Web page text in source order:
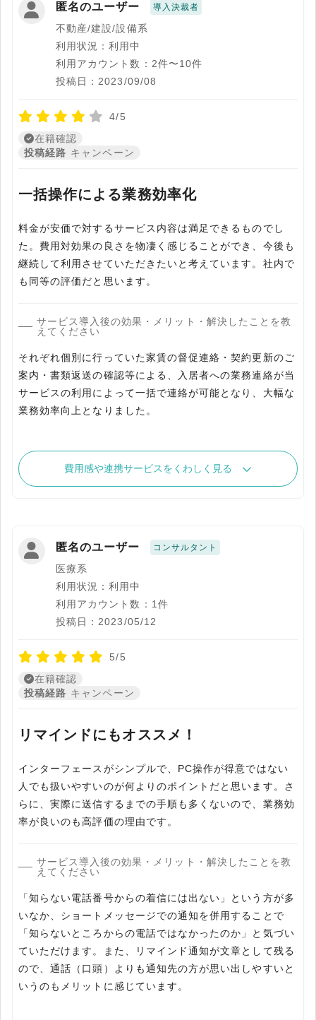
匿名のユーザー 導入決裁者
不動産/建設/設備系
利用状況：利用中
利用アカウント数：2件〜10件
投稿日：2023/09/08
4/5
在籍確認
投稿経路 キャンペーン
一括操作による業務効率化
料金が安価で対するサービス内容は満足できるものでし
た。費用対効果の良さを物凄く感じることができ、今後も
継続して利用させていただきたいと考えています。社内で
も同等の評価だと思います。
サービス導入後の効果・メリット・解決したことを教
えてください
それぞれ個別に行っていた家賃の督促連絡・契約更新のご
案内・書類返送の確認等による、入居者への業務連絡が当
サービスの利用によって一括で連絡が可能となり、大幅な
業務効率向上となりました。
費用感や連携サービスをくわしく見る
匿名のユーザー コンサルタント
医療系
利用状況：利用中
利用アカウント数：1件
投稿日：2023/05/12
5/5
在籍確認
投稿経路 キャンペーン
リマインドにもオススメ！
インターフェースがシンプルで、PC操作が得意ではない
人でも扱いやすいのが何よりのポイントだと思います。さ
らに、実際に送信するまでの手順も多くないので、業務効
率が良いのも高評価の理由です。
サービス導入後の効果・メリット・解決したことを教
えてください
「知らない電話番号からの着信には出ない」という方が多
いなか、ショートメッセージでの通知を併用することで
「知らないところからの電話ではなかったのか」と気づい
ていただけます。また、リマインド通知が文章として残る
ので、通話（口頭）よりも通知先の方が思い出しやすいと
いうのもメリットに感じています。